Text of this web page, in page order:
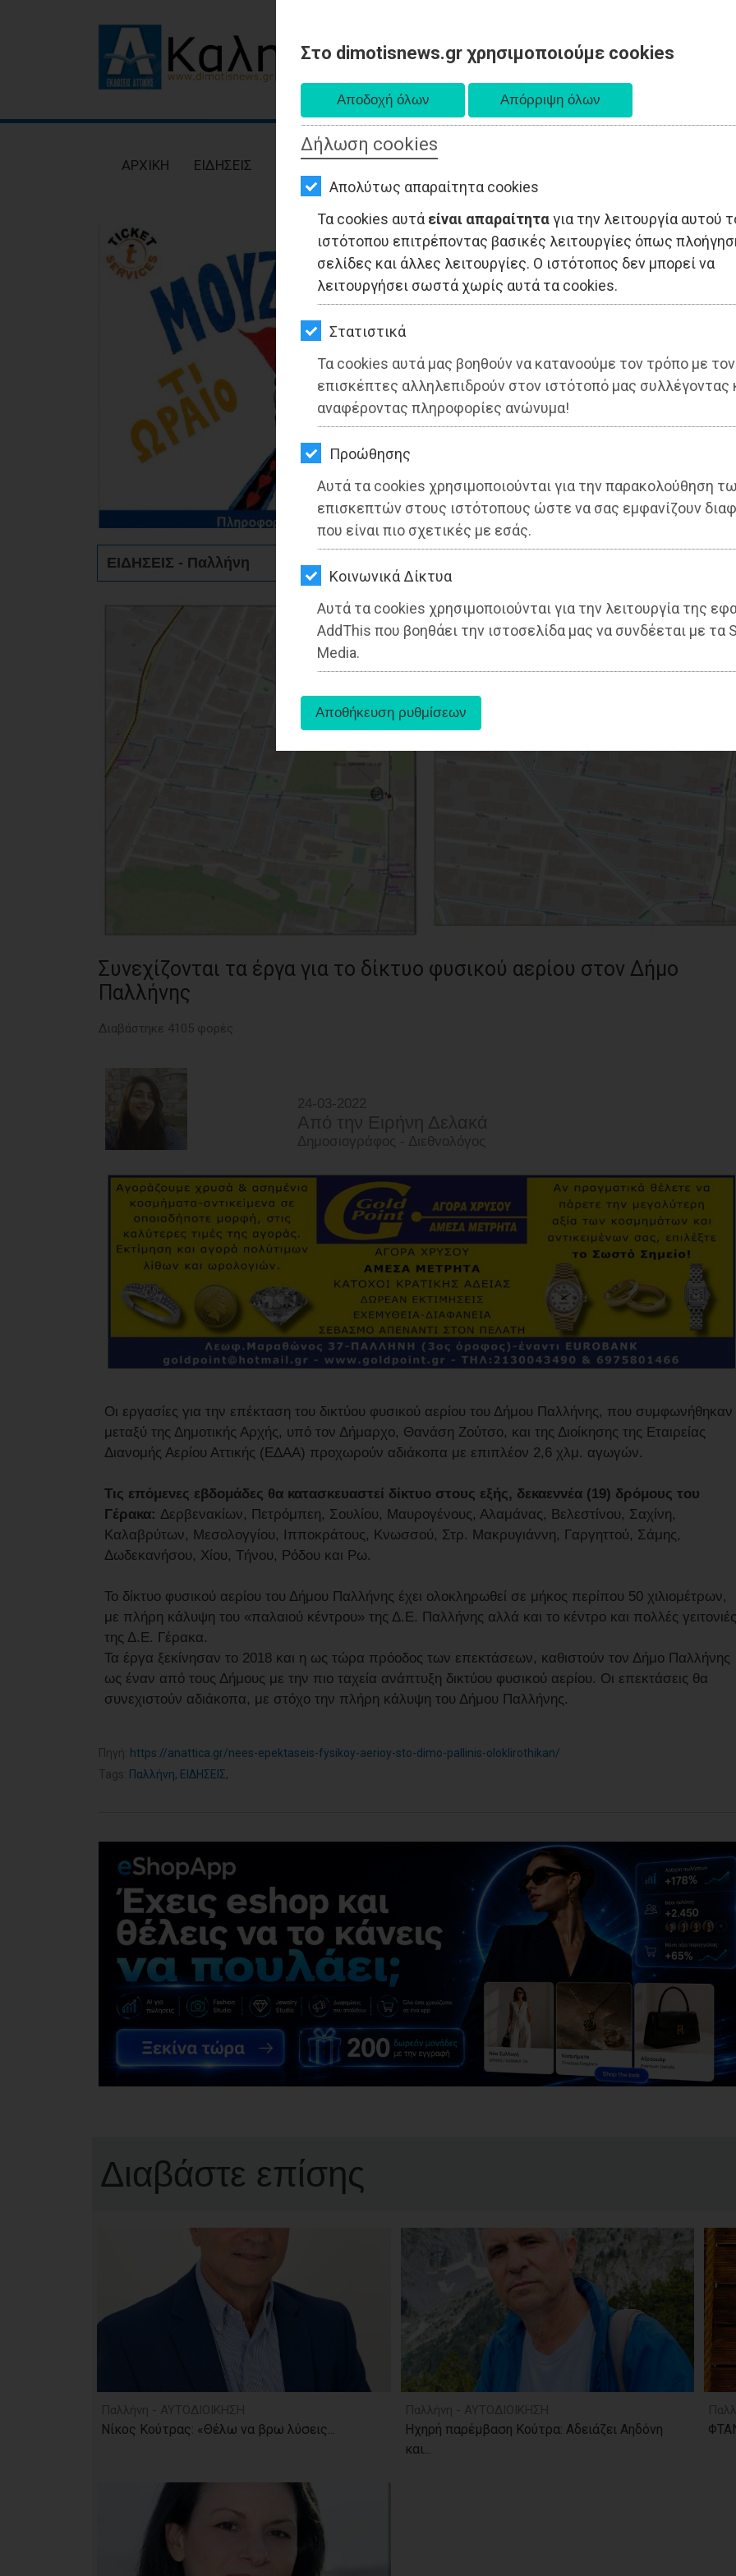
Στο dimotisnews.gr χρησιμοποιούμε cookies
Δήλωση cookies
Απολύτως απαραίτητα cookies
Τα cookies αυτά είναι απαραίτηταγια την λειτουργία αυτού
ιστότοπου επιτρέποντας βασικές λειτουργίες όπως
σελίδες και άλλες λειτουργίες. Ο ιστότοπος δεν μπορεί να
λειτουργήσει σωστά χωρίς αυτά τα cookies.
Στατιστικά
Τα cookies αυτά μας βοηθούν να κατανοούμε τον τρόπο με τον
επισκέπτες αλληλεπιδρούν στον ιστότοπό μας συλλέγοντας
αναφέροντας πληροφορίες ανώνυμα!
Προώθησης
Αυτά τα cookies χρησιμοποιούνται για την παρακολούθηση
επισκεπτών στους ιστότοπους ώστε να σας εμφανίζουν
που είναι πιο σχετικές με εσάς.
Kοινωνικά Δίκτυα
Αυτά τα cookies χρησιμοποιούνται για την λειτουργία της
AddThis που βοηθάει την ιστοσελίδα μας να συνδέεται με τα
Media.
ΕΙΔΗΣΕΙΣ
ΟΙΚΟΝΟΜΙΑ
ΑΘΛΗΤΙΣΜΟΣ
ΕΞΟΔΟΣ
ΠΕΡΙΒΑΛΛΟΝ
ΕΦΗΜΕΡΙΔΕΣ
AΡΧΙΚΗ ΕΙΔΗΣΕΙΣ
ΕΙΔΗΣΕΙΣ - Παλλήνη
Συνεχίζονται τα έργα για το δίκτυο φυσικού αερίου στον Δήμο
Παλλήνης
Διαβάστηκε 4105 φορές
24-03-2022
Από την Ειρήνη Δελακά
Δημοσιογράφος - Διεθνολόγος
Οι εργασίες για την επέκταση του δικτύου φυσικού αερίου του Δήμου Παλλήνης, που συμφωνήθηκαν
μεταξύ της Δημοτικής Αρχής, υπό τον Δήμαρχο, Θανάση Ζούτσο, και της Διοίκησης της Εταιρείας
Διανομής Αερίου Αττικής (ΕΔΑΑ) προχωρούν αδιάκοπα με επιπλέον 2,6 χλμ. αγωγών.
Τις επόμενες εβδομάδες θα κατασκευαστεί δίκτυο στους εξής, δεκαεννέα (19) δρόμους του
Γέρακα: Δερβενακίων, Πετρόμπεη, Σουλίου, Μαυρογένους, Αλαμάνας, Βελεστίνου, Σαχίνη,
Καλαβρύτων, Μεσολογγίου, Ιπποκράτους, Κνωσσού, Στρ. Μακρυγιάννη, Γαργηττού, Σάμης,
Δωδεκανήσου, Χίου, Τήνου, Ρόδου και Ρω.
Το δίκτυο φυσικού αερίου του Δήμου Παλλήνης έχει ολοκληρωθεί σε μήκος περίπου 50 χιλιομέτρων,
με πλήρη κάλυψη του «παλαιού κέντρου» της Δ.Ε. Παλλήνης αλλά και το κέντρο και πολλές γειτονιές
της Δ.Ε. Γέρακα.
Τα έργα ξεκίνησαν το 2018 και η ως τώρα πρόοδος των επεκτάσεων, καθιστούν τον Δήμο Παλλήνης
ως έναν από τους Δήμους με την πιο ταχεία ανάπτυξη δικτύου φυσικού αερίου. Οι επεκτάσεις θα
συνεχιστούν αδιάκοπα, με στόχο την πλήρη κάλυψη του Δήμου Παλλήνης.
Πηγή: https://anattica.gr/nees-epektaseis-fysikoy-aerioy-sto-dimo-pallinis-oloklirothikan/
Tags: Παλλήνη, ΕΙΔΗΣΕΙΣ,
Διαβάστε επίσης
Νίκος Κούτρας: «Θέλω να βρω λύσεις...
Ηχηρή παρέμβαση Κούτρα: Αδειάζει Αηδόνη
και...